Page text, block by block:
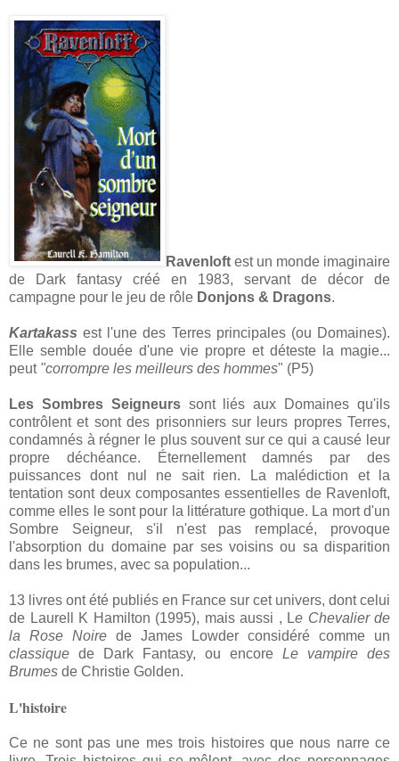
Ravenloft est un monde imaginaire
de Dark fantasy créé en 1983, servant de décor de
campagne pour le jeu de rôle Donjons & Dragons.
Kartakassest l'une des Terres principales (ou Domaines).
Elle semble douée d'une vie propre et déteste la magie...
peut"corrompre les meilleurs des hommes" (P5)
Les Sombres Seigneurssont liés aux Domaines qu'ils
contrôlent et sont des prisonniers sur leurs propres Terres,
condamnés à régner le plus souvent sur ce qui a causé leur
propre déchéance. Éternellement damnés par des
puissances dont nul ne sait rien. La malédiction et la
tentation sont deux composantes essentielles de Ravenloft,
comme elles le sont pour la littérature gothique. La mort d'un
Sombre Seigneur, s'il n'est pas remplacé, provoque
l'absorption du domaine par ses voisins ou sa disparition
dans les brumes, avec sa population...
13 livres ont été publiés en France sur cet univers, dont celui
de Laurell K Hamilton (1995), mais aussi , Le Chevalier de
la Rose Noire de James Lowder considéré comme un
classique de Dark Fantasy, ou encore Le vampire des
Brumes de Christie Golden.
L'histoire
Ce ne sont pas une mes trois histoires que nous narre ce